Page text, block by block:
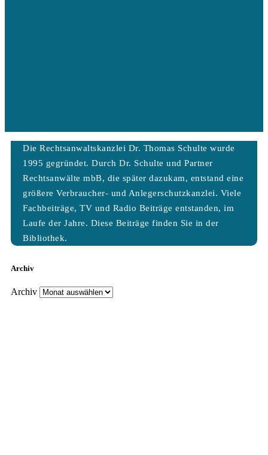
Die Rechtsanwaltskanzlei Dr. Thomas Schulte wurde
1995 gegründet. Durch Dr. Schulte und Partner
Rechtsanwälte mbB, die später dazukam, entstand eine
größere Verbraucher- und Anlegerschutzkanzlei. Viele
Fachbeiträge, TV und Radio Beiträge entstanden, im
Laufe der Jahre. Diese Beiträge finden Sie in der
Bibliothek.
Archiv
Archiv